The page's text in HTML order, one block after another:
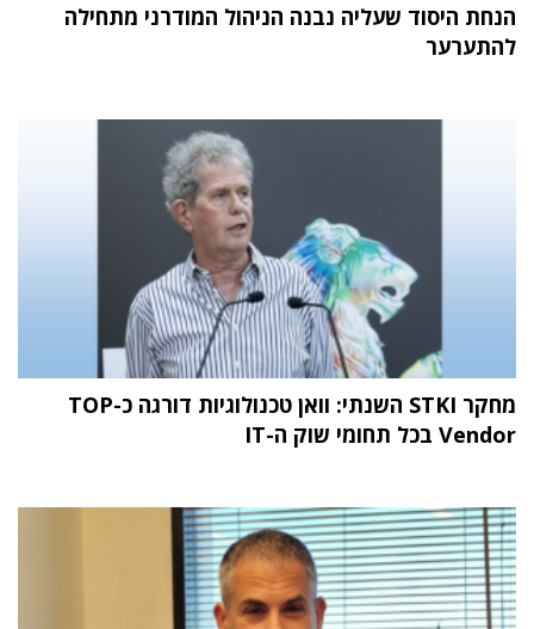
הנחת היסוד שעליה נבנה הניהול המודרני מתחילה
להתערער
מחקר STKI השנתי: וואן טכנולוגיות דורגה כ-TOP
Vendor בכל תחומי שוק ה-IT